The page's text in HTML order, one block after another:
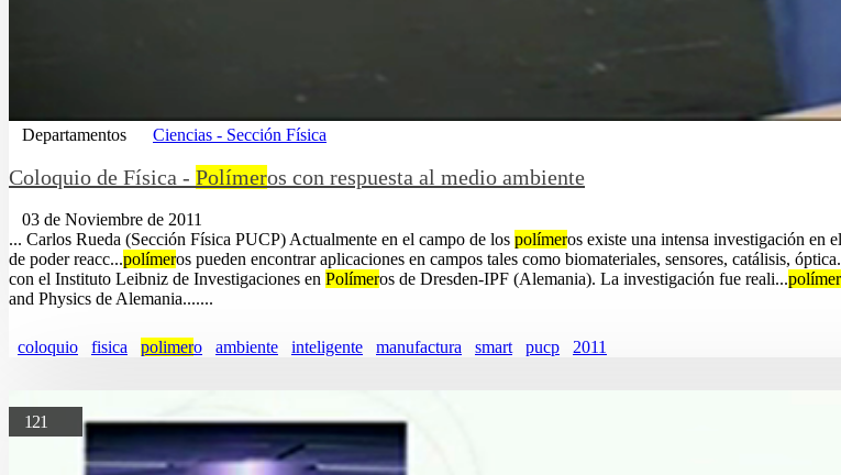
Departamentos Ciencias - Sección Física
Coloquio de Física - Polímeros con respuesta al medio ambiente
03 de Noviembre de 2011
... Carlos Rueda (Sección Física PUCP) Actualmente en el campo de los polímeros existe una intensa investigación en
de poder reacc...polímeros pueden encontrar aplicaciones en campos tales como biomateriales, sensores, catálisis,
con el Instituto Leibniz de Investigaciones en Polímeros de Dresden-IPF (Alemania). La investigación fue reali...polímer
and Physics de Alemania.......
coloquio fisica polimero ambiente inteligente manufactura smart pucp 2011
121